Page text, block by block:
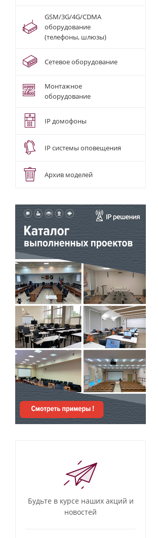
GSM/3G/4G/CDMA
оборудование
(телефоны, шлюзы)
Сетевое оборудование
Монтажное
оборудование
IP домофоны
IP системы оповещения
Архив моделей
Будьте в курсе наших акций и
новостей